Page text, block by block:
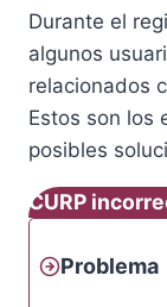
Durante el
algunos
relacionados
Estos son los
posibles
CURP
Problema